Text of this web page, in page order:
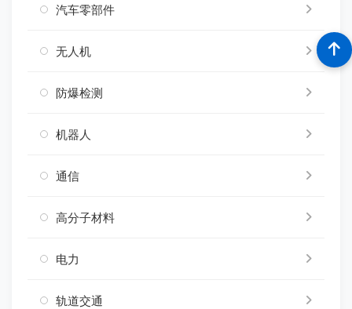
汽车零部件
无人机
防爆检测
机器人
通信
高分子材料
电力
轨道交通